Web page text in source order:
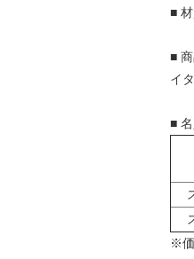
■
■
イ
■
※価